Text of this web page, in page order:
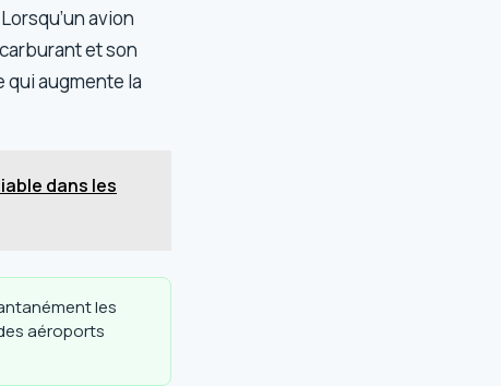
avion
et son
qui augmente la
dans les
les
aéroports